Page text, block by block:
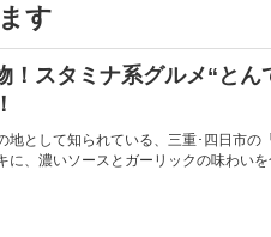
す
！スタミナ系グルメ“と
地として知られている、三重･四日市の
に、濃いソースとガーリックの味わい